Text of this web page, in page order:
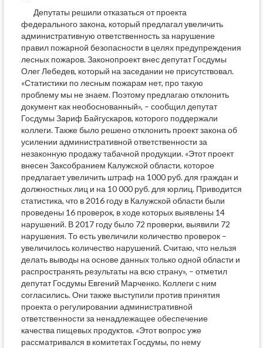
Депутаты решили отказаться от проекта
федерального закона, который предлагал увеличить
административную ответственность за нарушение
правил пожарной безопасности в целях предупреждения
лесных пожаров. Законопроект внес депутат Госдумы
Олег Лебедев, который на заседании не присутствовал.
«Статистики по лесным пожарам нет, про такую
проблему мы не знаем. Поэтому предлагаю отклонить
документ как необоснованный», – сообщил депутат
Госдумы Зариф Байгускаров, которого поддержали
коллеги. Также было решено отклонить проект закона об
усилении административной ответственности за
незаконную продажу табачной продукции. «Этот проект
внесен Заксобранием Калужской области, которое
предлагает увеличить штраф на 1000 руб. для граждан и
должностных лиц и на 10 000 руб. для юрлиц. Приводится
статистика, что в 2016 году в Калужской области были
проведены 16 проверок, в ходе которых выявлены 14
нарушений. В 2017 году было 72 проверки, выявили 72
нарушения. То есть увеличили количество проверок –
увеличилось количество нарушений. Считаю, что нельзя
делать выводы на основе данных только одной области и
распространять результаты на всю страну», – отметил
депутат Госдумы Евгений Марченко. Коллеги с ним
согласились. Они также выступили против принятия
проекта о регулировании административной
ответственности за ненадлежащее обеспечение
качества пищевых продуктов. «Этот вопрос уже
рассматривался в комитетах Госдумы, по нему